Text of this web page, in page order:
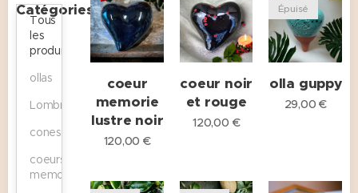
Catégories
Tous
les
produits
ollas
Lombricomposteur
cones
coeurs
memories
coeur
memorie
lustre noir
120,00 €
coeur noir
et rouge
120,00 €
olla guppy
Épuisé
29,00 €